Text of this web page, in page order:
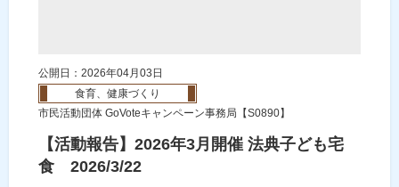
公開日：2026年04月03日
食育、健康づくり
市民活動団体 GoVoteキャンペーン事務局【S0890】
【活動報告】2026年3月開催 法典子ども宅
食 2026/3/22